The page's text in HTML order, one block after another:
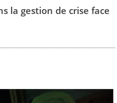
la gestion de crise face